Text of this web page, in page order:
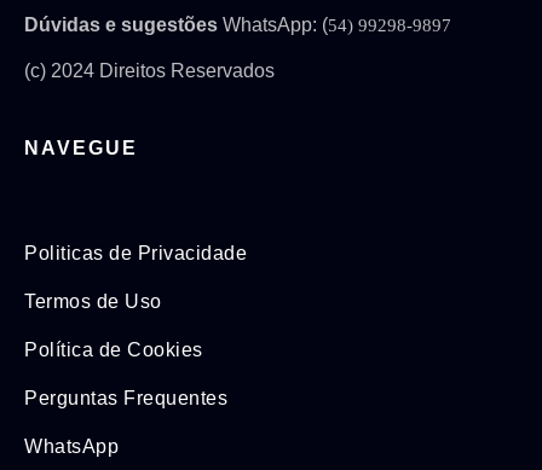
Dúvidas e sugestões WhatsApp: (54) 99298-9897
(c) 2024 Direitos Reservados
NAVEGUE
Politicas de Privacidade
Termos de Uso
Política de Cookies
Perguntas Frequentes
WhatsApp